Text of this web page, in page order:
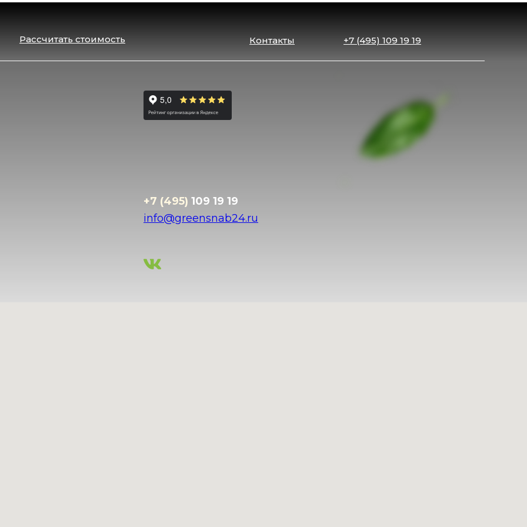
Рассчитать стоимость Контакты +7 (495) 109 19 19
+7 (495) 109 19 19
info@greensnab24.ru